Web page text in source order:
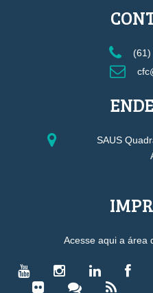
SAUS
Acesse aqui a área